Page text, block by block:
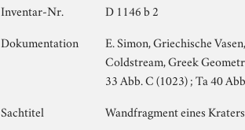
Inventar-Nr.
D 1146 b 2
Dokumentation
E. Simon, Griechische
Coldstream, Greek
33 Abb. C (1023) ; Ta 40
Sachtitel
Wandfragment eines Kraters